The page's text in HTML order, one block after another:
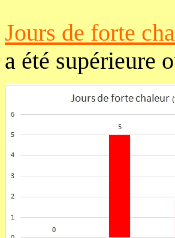
Jours de forte
a été supérieure